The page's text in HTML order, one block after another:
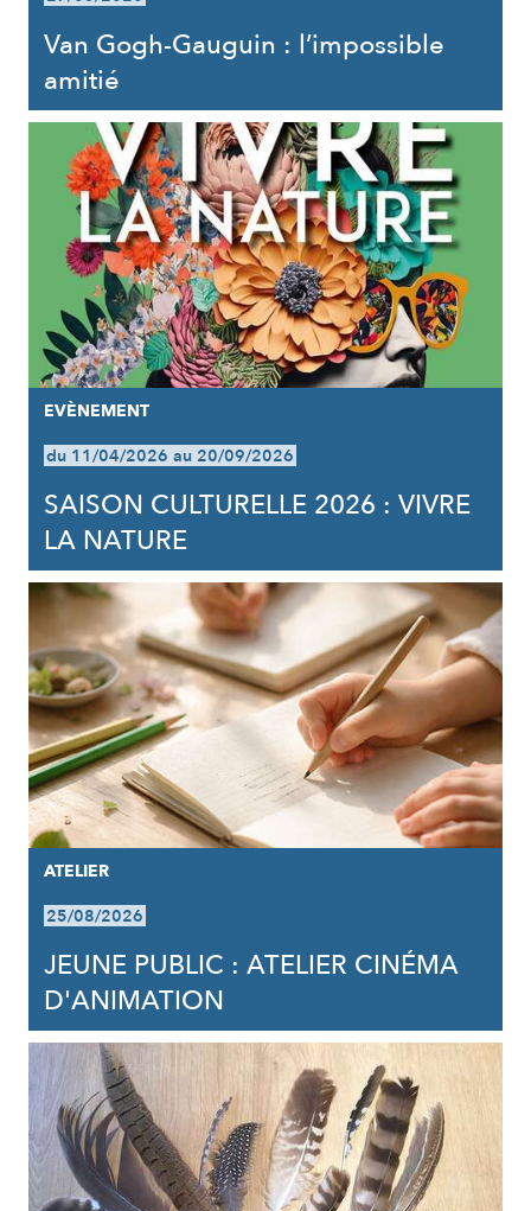
Van Gogh-Gauguin : l’impossible
amitié
EVÈNEMENT
du 11/04/2026 au 20/09/2026
SAISON CULTURELLE 2026 : VIVRE
LA NATURE
ATELIER
25/08/2026
JEUNE PUBLIC : ATELIER CINÉMA
D'ANIMATION